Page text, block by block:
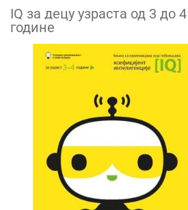
IQ за децу узраста од 3 до 4
године